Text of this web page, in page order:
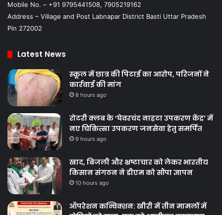
Mobile No. – +91 9795441508, 7905219162
Address – Village and Post Labnapar District Basti Uttar Pradesh
Pin 272002
Latest News
स्कूल में छात्र की पिटाई का आरोप, परिजनों ने
कार्रवाई की मांग
8 hours ago
रोटरी क्लब के ‘घेवरचंद नाहटा उपकरण केंद्र’ में
नए चिकित्सा उपकरण जनसेवा हेतु समर्पित
9 hours ago
खाद, बिजली और भ्रष्टाचार को लेकर भारतीय
किसान संगठन ने डीएम को सौंपा ज्ञापन
10 hours ago
ऑपरेशन कन्विक्शन: खीरी में तीन मामलों में